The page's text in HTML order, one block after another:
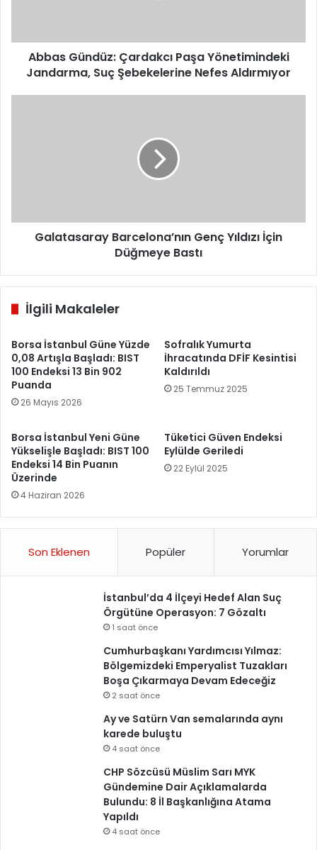
Nefes
Aldırmıyor
Abbas Gündüz: Çardakcı Paşa Yönetimindeki
Jandarma, Suç Şebekelerine Nefes Aldırmıyor
Galatasaray Barcelona’nın Genç Yıldızı İçin
Düğmeye Bastı
İlgili Makaleler
Borsa İstanbul Güne Yüzde
0,08 Artışla Başladı: BIST
100 Endeksi 13 Bin 902
Puanda
26 Mayıs 2026
Sofralık Yumurta
İhracatında DFİF Kesintisi
Kaldırıldı
25 Temmuz 2025
Borsa İstanbul Yeni Güne
Yükselişle Başladı: BIST 100
Endeksi 14 Bin Puanın
Üzerinde
4 Haziran 2026
Tüketici Güven Endeksi
Eylülde Geriledi
22 Eylül 2025
Son Eklenen Popüler Yorumlar
İstanbul’da 4 İlçeyi Hedef Alan Suç
Örgütüne Operasyon: 7 Gözaltı
1 saat önce
Cumhurbaşkanı Yardımcısı Yılmaz:
Bölgemizdeki Emperyalist Tuzakları
Boşa Çıkarmaya Devam Edeceğiz
2 saat önce
Ay ve Satürn Van semalarında aynı
karede buluştu
4 saat önce
CHP Sözcüsü Müslim Sarı MYK
Gündemine Dair Açıklamalarda
Bulundu: 8 İl Başkanlığına Atama
Yapıldı
4 saat önce